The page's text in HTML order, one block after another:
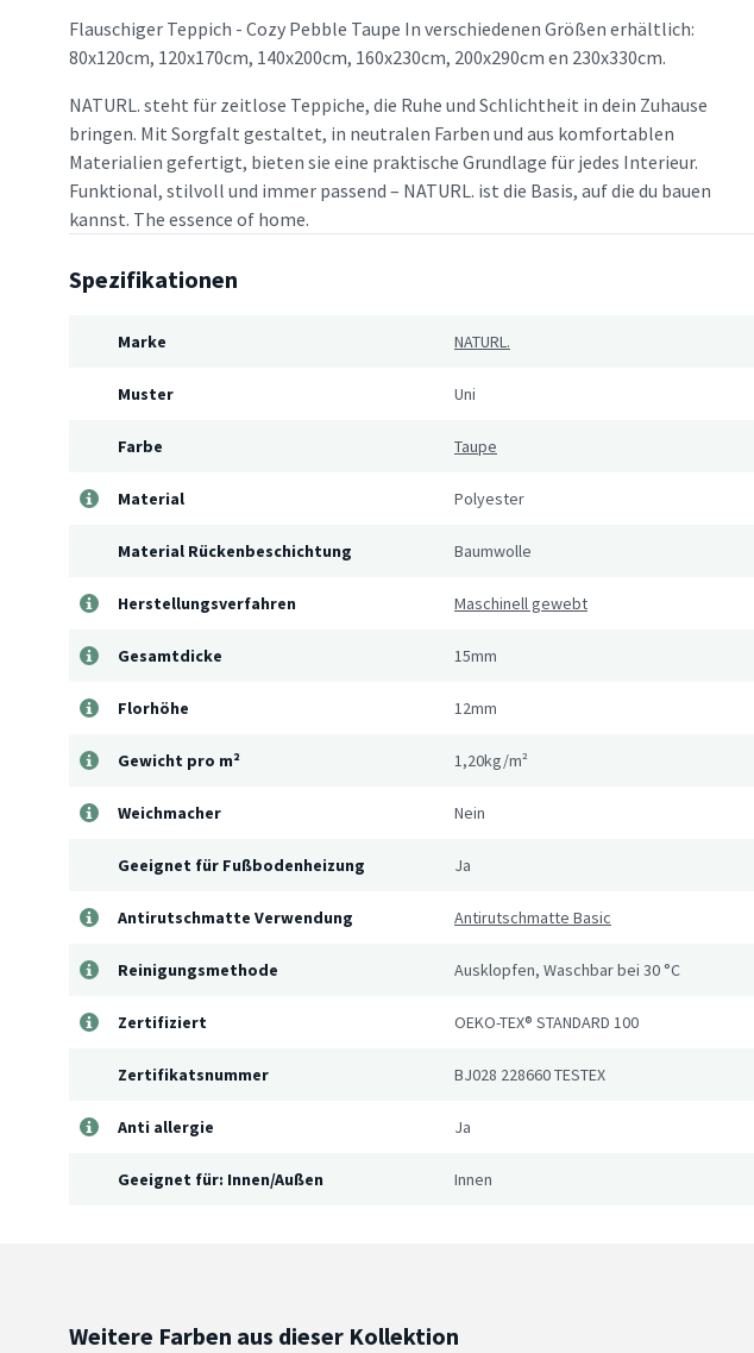
Flauschiger Teppich - Cozy Pebble Taupe In verschiedenen Größen erhältlich:
80x120cm, 120x170cm, 140x200cm, 160x230cm, 200x290cm en 230x330cm.
NATURL. steht für zeitlose Teppiche, die Ruhe und Schlichtheit in dein Zuhause
bringen. Mit Sorgfalt gestaltet, in neutralen Farben und aus komfortablen
Materialien gefertigt, bieten sie eine praktische Grundlage für jedes Interieur.
Funktional, stilvoll und immer passend – NATURL. ist die Basis, auf die du bauen
kannst. The essence of home.
Spezifikationen
Marke NATURL.
Muster Uni
Farbe Taupe
Material Polyester
Material Rückenbeschichtung Baumwolle
Herstellungsverfahren Maschinell gewebt
Gesamtdicke 15mm
Florhöhe 12mm
Gewicht pro m² 1,20kg/m²
Weichmacher Nein
Geeignet für Fußbodenheizung Ja
Antirutschmatte Verwendung Antirutschmatte Basic
Reinigungsmethode Ausklopfen, Waschbar bei 30 °C
Zertifiziert OEKO-TEX® STANDARD 100
Zertifikatsnummer BJ028 228660 TESTEX
Anti allergie Ja
Geeignet für: Innen/Außen Innen
Weitere Farben aus dieser Kollektion